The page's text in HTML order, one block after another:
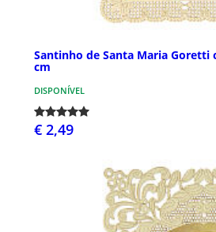
Santinho de Santa Maria Goretti
cm
DISPONÍVEL
€ 2,49